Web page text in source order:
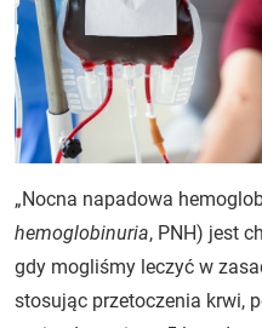
„Nocna napadowa
hemoglobinuria, PNH) jest
gdy mogliśmy leczyć w
stosując przetoczenia krwi,